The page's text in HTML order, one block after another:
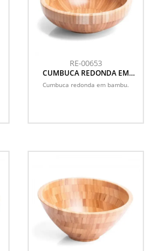
RE-00653
CUMBUCA REDONDA EM
BAMBU - 2L
Cumbuca redonda em bambu.